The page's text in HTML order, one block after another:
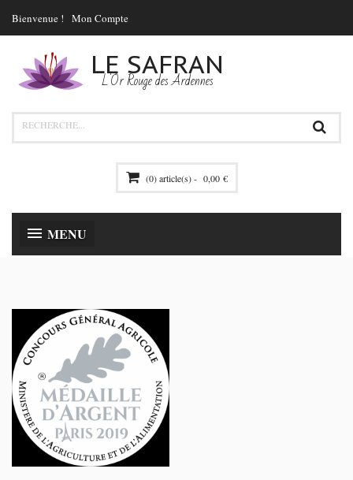
Bienvenue ! Mon Compte
LE SAFRAN
L'Or Rouge des Ardennes
(0) article(s) - 0,00 €
MENU